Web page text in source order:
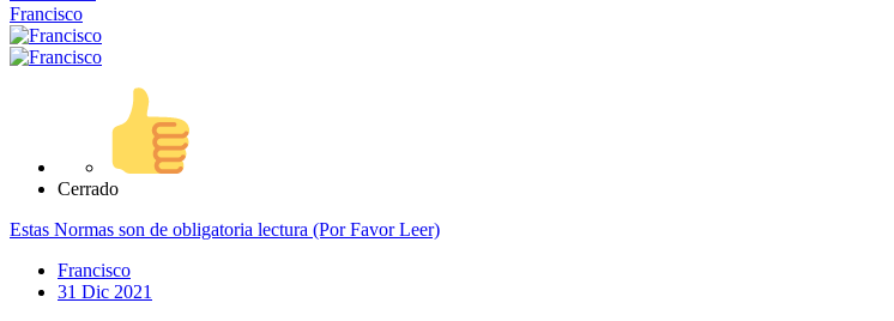
Francisco
Cerrado
Estas Normas son de obligatoria lectura (Por Favor Leer)
Francisco
31 Dic 2021